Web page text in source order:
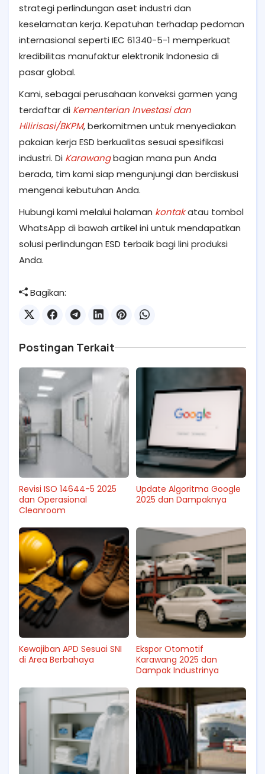
strategi perlindungan aset industri dan
keselamatan kerja. Kepatuhan terhadap pedoman
internasional seperti IEC 61340-5-1 memperkuat
kredibilitas manufaktur elektronik Indonesia di
pasar global.
Kami, sebagai perusahaan konveksi garmen yang
terdaftar di Kementerian Investasi dan
Hilirisasi/BKPM, berkomitmen untuk menyediakan
pakaian kerja ESD berkualitas sesuai spesifikasi
industri. Di Karawangbagian mana pun Anda
berada, tim kami siap mengunjungi dan berdiskusi
mengenai kebutuhan Anda.
Hubungi kami melalui halaman kontakatau tombol
WhatsApp di bawah artikel ini untuk mendapatkan
solusi perlindungan ESD terbaik bagi lini produksi
Anda.
Bagikan:
Postingan Terkait
Revisi ISO 14644-5 2025
dan Operasional
Cleanroom
Update Algoritma Google
2025 dan Dampaknya
Kewajiban APD Sesuai SNI
di Area Berbahaya
Ekspor Otomotif
Karawang 2025 dan
Dampak Industrinya